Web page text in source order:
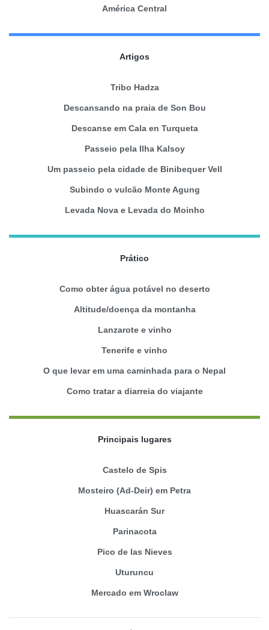
América Central
Artigos
Tribo Hadza
Descansando na praia de Son Bou
Descanse em Cala en Turqueta
Passeio pela Ilha Kalsoy
Um passeio pela cidade de Binibequer Vell
Subindo o vulcão Monte Agung
Levada Nova e Levada do Moinho
Prático
Como obter água potável no deserto
Altitude/doença da montanha
Lanzarote e vinho
Tenerife e vinho
O que levar em uma caminhada para o Nepal
Como tratar a diarreia do viajante
Principais lugares
Castelo de Spis
Mosteiro (Ad-Deir) em Petra
Huascarán Sur
Parinacota
Pico de las Nieves
Uturuncu
Mercado em Wroclaw